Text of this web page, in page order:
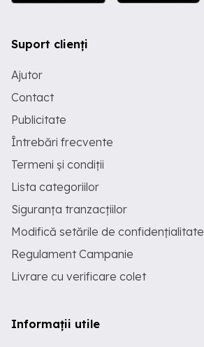
Suport clienți
Ajutor
Contact
Publicitate
Întrebări frecvente
Termeni și condiții
Lista categoriilor
Siguranța tranzacțiilor
Modifică setările de confidențialitate
Regulament Campanie
Livrare cu verificare colet
Informații utile